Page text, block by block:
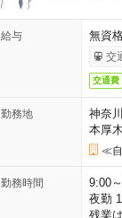
給与 無資
交
交通費
勤務地
神奈
本厚
≪自
勤務時間
9:00
夜勤
残業